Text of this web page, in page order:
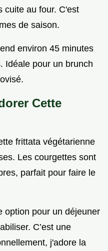
cuite au four. C'est
de saison.
environ 45 minutes
Idéale pour un brunch
Cette
frittata végétarienne
Les courgettes sont
parfait pour faire le
option pour un déjeuner
C’est une
j'adore la